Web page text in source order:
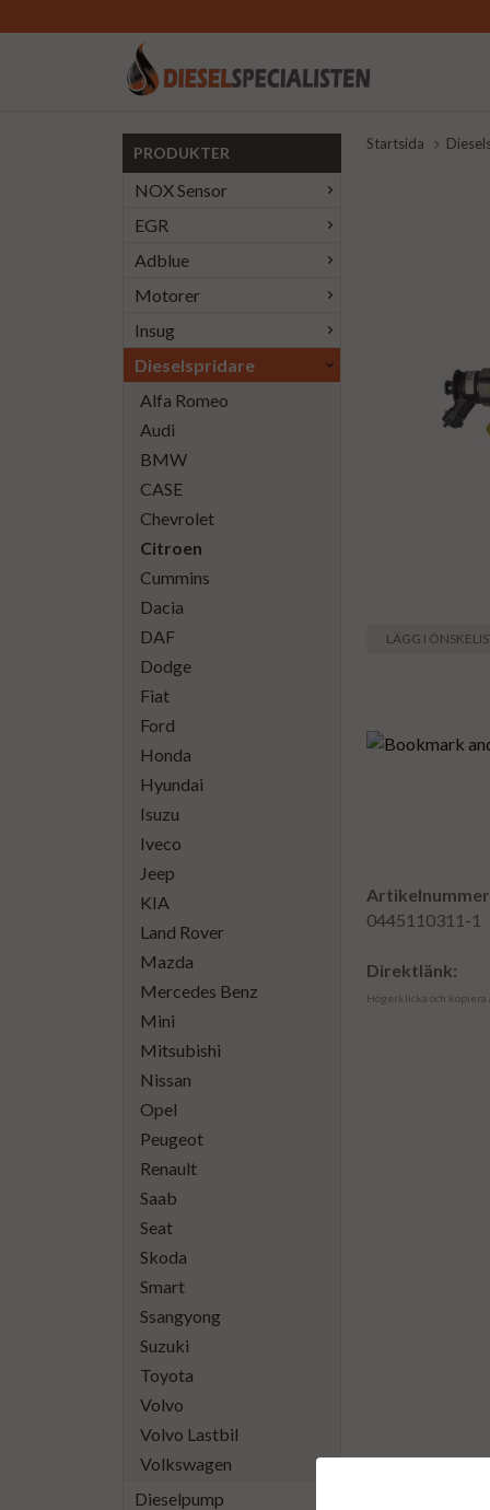
PRODUKTER
NOX Sensor
EGR
Adblue
Motorer
Insug
Dieselspridare
Alfa Romeo
Audi
BMW
CASE
Chevrolet
Citroen
Cummins
Dacia
DAF
Dodge
Fiat
Ford
Honda
Hyundai
Isuzu
Iveco
Jeep
KIA
Land Rover
Mazda
Mercedes Benz
Mini
Mitsubishi
Nissan
Opel
Peugeot
Renault
Saab
Seat
Skoda
Smart
Ssangyong
Suzuki
Toyota
Volvo
Volvo Lastbil
Volkswagen
Dieselpump
Startsida
LÄGG I
0445110311-1
Direktlänk:
Högerklicka och kopiera